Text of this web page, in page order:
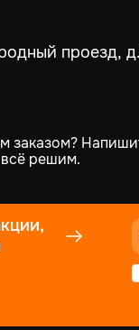
проезд,
заказом?
решим.